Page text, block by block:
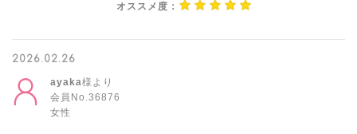
オススメ度：
2026.02.26
ayaka様より
会員No.36876
女性